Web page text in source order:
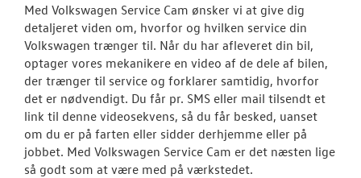
Bestil tid på
VW Connect
Volkswagen
Hjulskifte
Med Volkswagen Service Cam ønsker vi at give dig
detaljeret viden om, hvorfor og hvilken service din
Volkswagen trænger til. Når du har afleveret din bil,
optager vores mekanikere en video af de dele af bilen,
der trænger til service og forklarer samtidig, hvorfor
det er nødvendigt. Du får pr. SMS eller mail tilsendt et
link til denne videosekvens, så du får besked, uanset
om du er på farten eller sidder derhjemme eller på
jobbet. Med Volkswagen Service Cam er det næsten lige
så godt som at være med på værkstedet.